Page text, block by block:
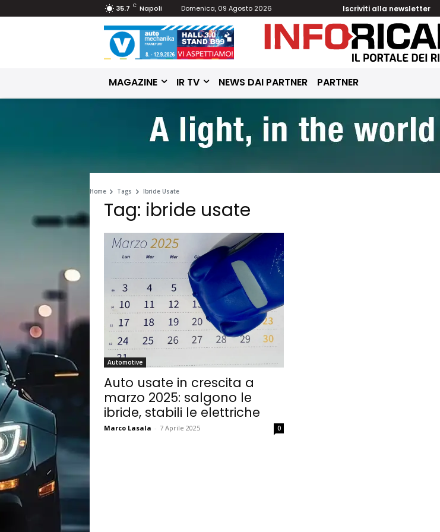
35.7 C Napoli Domenica, 09 Agosto 2026 Iscriviti alla newsletter
MAGAZINE IR TV NEWS DAI PARTNER PARTNER
Home Tags Ibride Usate
Tag: ibride usate
Automotive
Auto usate in crescita a
marzo 2025: salgono le
ibride, stabili le elettriche
Marco Lasala - 7 Aprile 2025 0